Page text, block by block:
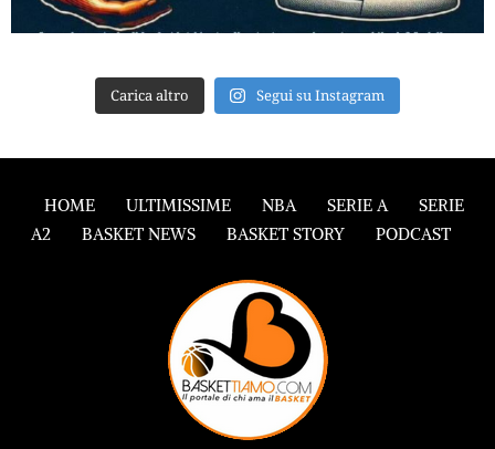
Carica altro Segui su Instagram
HOME ULTIMISSIME NBA SERIE A
SERIE
A2
BASKET NEWS BASKET STORY PODCAST